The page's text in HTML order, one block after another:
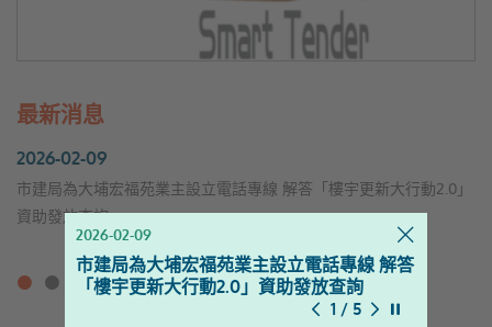
最新消息
2026-02-09
市建局為大埔宏福苑業主設立電話專線 解答「樓宇更新大行動2.0」
資助發放查詢
暫停幻燈片
2026-02-09
市建局為大埔宏福苑業主設立電話專線 解答
「樓宇更新大行動2.0」資助發放查詢
2025-11-18
新影片上架 - 樓宇保養之道
2025-10-13
服務升級！樓宇復修資源中心延長開放時間
[週一至週日]
2025-09-30
「樓宇復修公司資料庫搜尋器」現已於2025
年9月更新
2025-08-20
更改「招標妥」標書收集及開標場地
1 / 5